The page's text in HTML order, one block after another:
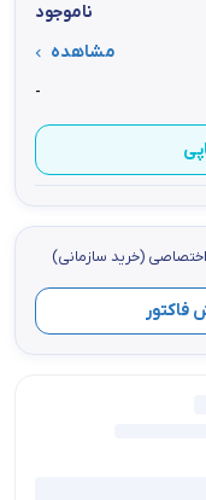
ناموجود
مشاهده
-
(خرید سازمانی)
فاکتور